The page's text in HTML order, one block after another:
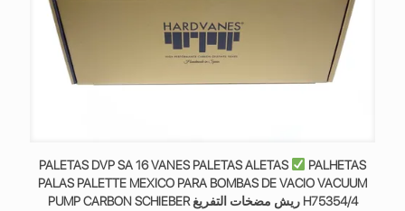
PALETAS DVP SA 16 VANES PALETAS ALETAS
PALHETAS
PALAS PALETTE MEXICO PARA BOMBAS DE VACIO VACUUM
PUMP CARBON SCHIEBER ريش مضخات التفريغ H75354/4